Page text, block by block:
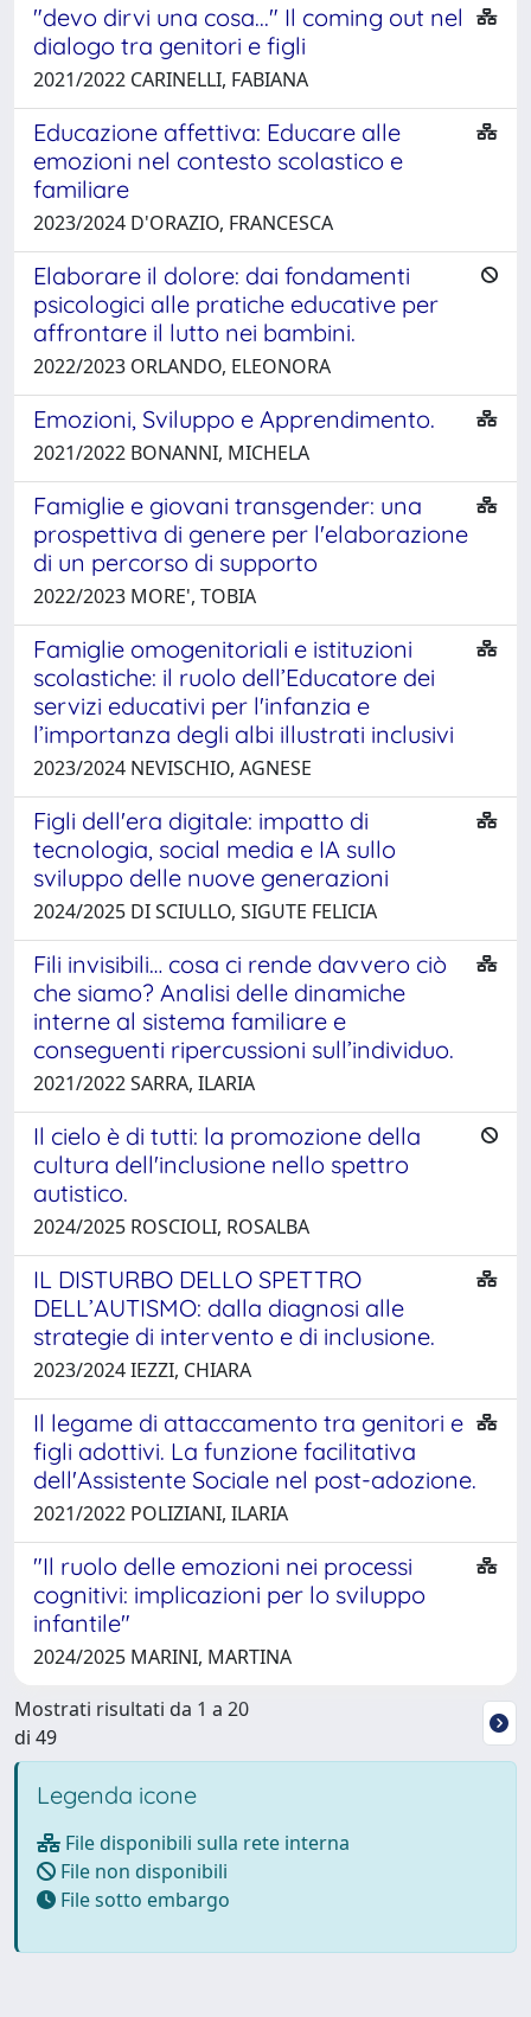
"devo dirvi una cosa..." Il coming out nel
dialogo tra genitori e figli
2021/2022 CARINELLI, FABIANA
Educazione affettiva: Educare alle
emozioni nel contesto scolastico e
familiare
2023/2024 D'ORAZIO, FRANCESCA
Elaborare il dolore: dai fondamenti
psicologici alle pratiche educative per
affrontare il lutto nei bambini.
2022/2023 ORLANDO, ELEONORA
Emozioni, Sviluppo e Apprendimento.
2021/2022 BONANNI, MICHELA
Famiglie e giovani transgender: una
prospettiva di genere per l'elaborazione
di un percorso di supporto
2022/2023 MORE', TOBIA
Famiglie omogenitoriali e istituzioni
scolastiche: il ruolo dell’Educatore dei
servizi educativi per l'infanzia e
l’importanza degli albi illustrati inclusivi
2023/2024 NEVISCHIO, AGNESE
Figli dell'era digitale: impatto di
tecnologia, social media e IA sullo
sviluppo delle nuove generazioni
2024/2025 DI SCIULLO, SIGUTE FELICIA
Fili invisibili… cosa ci rende davvero ciò
che siamo? Analisi delle dinamiche
interne al sistema familiare e
conseguenti ripercussioni sull’individuo.
2021/2022 SARRA, ILARIA
Il cielo è di tutti: la promozione della
cultura dell'inclusione nello spettro
autistico.
2024/2025 ROSCIOLI, ROSALBA
IL DISTURBO DELLO SPETTRO
DELL’AUTISMO: dalla diagnosi alle
strategie di intervento e di inclusione.
2023/2024 IEZZI, CHIARA
Il legame di attaccamento tra genitori e
figli adottivi. La funzione facilitativa
dell'Assistente Sociale nel post-adozione.
2021/2022 POLIZIANI, ILARIA
"Il ruolo delle emozioni nei processi
cognitivi: implicazioni per lo sviluppo
infantile"
2024/2025 MARINI, MARTINA
Mostrati risultati da 1 a 20
di 49
Legenda icone
File disponibili sulla rete interna
File non disponibili
File sotto embargo